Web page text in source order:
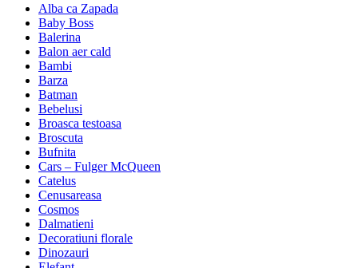
Alba ca Zapada
Baby Boss
Balerina
Balon aer cald
Bambi
Barza
Batman
Bebelusi
Broasca testoasa
Broscuta
Bufnita
Cars – Fulger McQueen
Catelus
Cenusareasa
Cosmos
Dalmatieni
Decoratiuni florale
Dinozauri